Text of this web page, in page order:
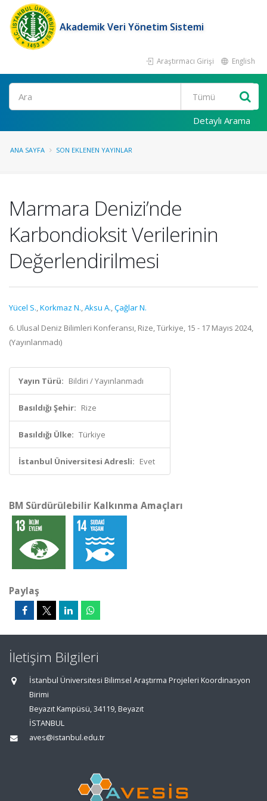
Akademik Veri Yönetim Sistemi
Araştırmacı Girişi English
Ara
Detaylı Arama
ANA SAYFA SON EKLENEN YAYINLAR
Marmara Denizi’nde
Karbondioksit Verilerinin
Değerlendirilmesi
Yücel S.,Korkmaz N.,Aksu A.,Çağlar N.
6. Ulusal Deniz Bilimleri Konferansı, Rize, Türkiye, 15 - 17 Mayıs 2024,
(Yayınlanmadı)
Yayın Türü: Bildiri / Yayınlanmadı
Basıldığı Şehir: Rize
Basıldığı Ülke: Türkiye
İstanbul Üniversitesi Adresli: Evet
BM Sürdürülebilir Kalkınma Amaçları
Paylaş
İletişim Bilgileri
İstanbul Üniversitesi Bilimsel Araştırma Projeleri Koordinasyon
Birimi
Beyazıt Kampüsü, 34119, Beyazıt
İSTANBUL
aves@istanbul.edu.tr